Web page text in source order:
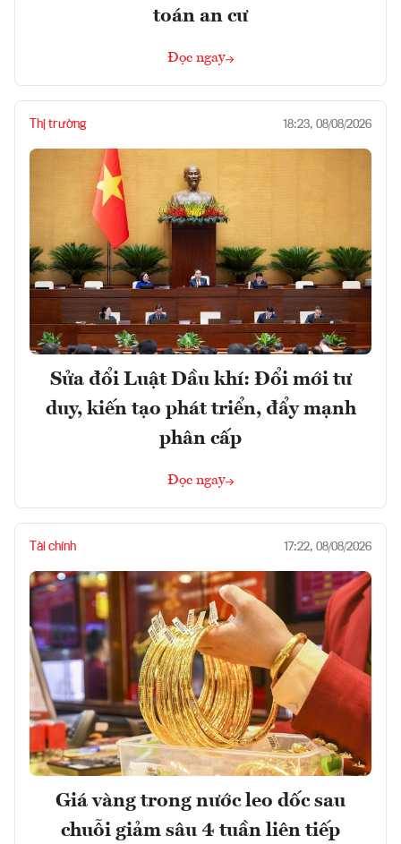
toán an cư
Đọc ngay
Thị trường 18:23, 08/08/2026
Sửa đổi Luật Dầu khí: Đổi mới tư
duy, kiến tạo phát triển, đẩy mạnh
phân cấp
Đọc ngay
Tài chính 17:22, 08/08/2026
Giá vàng trong nước leo dốc sau
chuỗi giảm sâu 4 tuần liên tiếp